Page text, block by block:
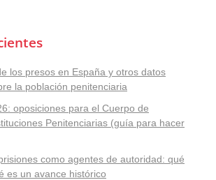
los presos en España y otros datos
la población penitenciaria
oposiciones para el Cuerpo de
Penitenciarias (guía para hacer
como agentes de autoridad: qué
es un avance histórico